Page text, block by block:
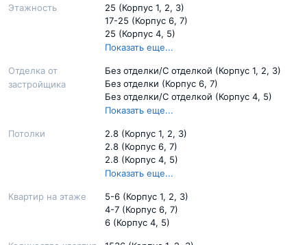
Панельное (Корпус 11-13 )
Этажность
25 (Корпус 1, 2, 3)
17-25 (Корпус 6, 7)
25 (Корпус 4, 5)
22-25 (Корпус 8)
26 (Корпус 11-13 )
Показать еще...
Отделка от
застройщика
Без отделки/С отделкой (Корпус 1, 2, 3)
Без отделки (Корпус 6, 7)
Без отделки/С отделкой (Корпус 4, 5)
Без отделки/С отделкой (Корпус 8)
Без отделки (Корпус 11-13 )
Показать еще...
Потолки
2.8 (Корпус 1, 2, 3)
2.8 (Корпус 6, 7)
2.8 (Корпус 4, 5)
2.8 (Корпус 8)
2.72 (Корпус 11-13 )
Показать еще...
Квартир на этаже
5-6 (Корпус 1, 2, 3)
4-7 (Корпус 6, 7)
6 (Корпус 4, 5)